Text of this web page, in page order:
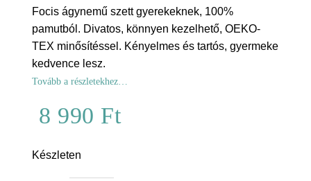
Focis ágynemű szett gyerekeknek, 100%
pamutból. Divatos, könnyen kezelhető, OEKO-
TEX minősítéssel. Kényelmes és tartós, gyermeke
kedvence lesz.
Tovább a részletekhez…
8 990 Ft
Készleten